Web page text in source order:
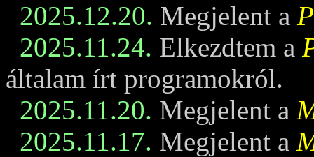
2025.12.20. Megjelent a
2025.11.24. Elkezdtem a
általam írt programokról.
2025.11.20. Megjelent a
2025.11.17. Megjelent a